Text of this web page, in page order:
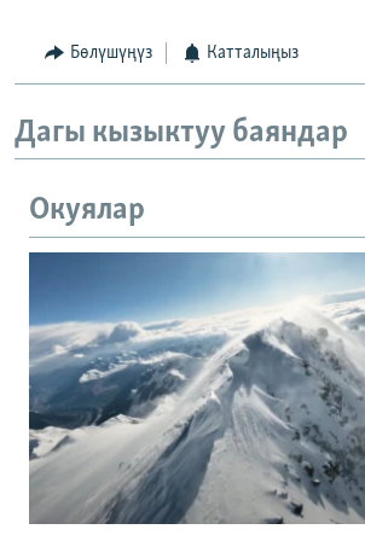
Бөлүшүңүз Катталыңыз
Дагы кызыктуу баяндар
Окуялар